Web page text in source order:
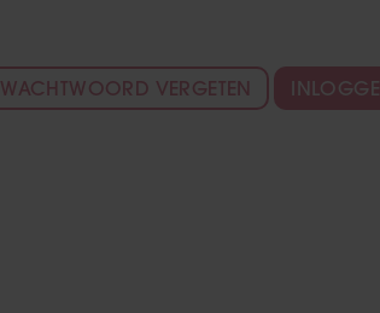
WACHTWOORD VERGETEN